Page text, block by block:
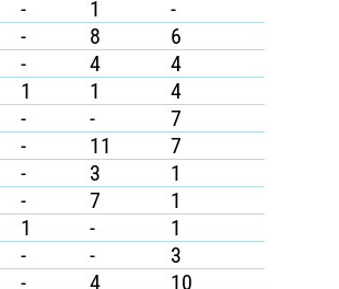
- 1
-
- 8
6
- 4
4
1 1
4
- -
7
- 11
7
- 3
1
- 7
1
1 -
1
- -
3
- 4
10